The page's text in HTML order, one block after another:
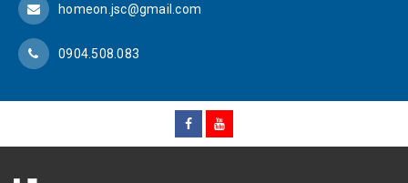
homeon.jsc@gmail.com
0904.508.083